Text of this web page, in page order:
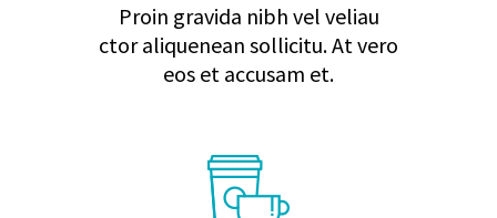
Proin gravida nibh vel veliau
ctor aliquenean sollicitu. At vero
eos et accusam et.